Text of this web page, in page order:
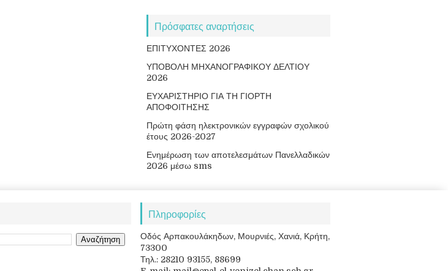
Πρόσφατες αναρτήσεις
ΕΠΙΤΥΧΟΝΤΕΣ 2026
ΥΠΟΒΟΛΗ ΜΗΧΑΝΟΓΡΑΦΙΚΟΥ ΔΕΛΤΙΟΥ
2026
ΕΥΧΑΡΙΣΤΗΡΙΟ ΓΙΑ ΤΗ ΓΙΟΡΤΗ
ΑΠΟΦΟΙΤΗΣΗΣ
Πρώτη φάση ηλεκτρονικών εγγραφών σχολικού
έτους 2026-2027
Ενημέρωση των αποτελεσμάτων Πανελλαδικών
2026 μέσω sms
Πληροφορίες
Οδός Αρπακουλάκηδων, Μουρνιές, Χανιά, Κρήτη,
73300
Τηλ.: 28210 93155, 88699